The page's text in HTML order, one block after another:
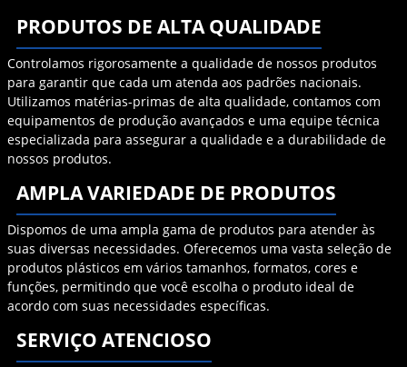
PRODUTOS DE ALTA QUALIDADE
Controlamos rigorosamente a qualidade de nossos produtos
para garantir que cada um atenda aos padrões nacionais.
Utilizamos matérias-primas de alta qualidade, contamos com
equipamentos de produção avançados e uma equipe técnica
especializada para assegurar a qualidade e a durabilidade de
nossos produtos.
AMPLA VARIEDADE DE PRODUTOS
Dispomos de uma ampla gama de produtos para atender às
suas diversas necessidades. Oferecemos uma vasta seleção de
produtos plásticos em vários tamanhos, formatos, cores e
funções, permitindo que você escolha o produto ideal de
acordo com suas necessidades específicas.
SERVIÇO ATENCIOSO